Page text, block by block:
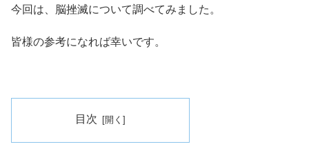
今回は、脳挫滅について調べてみました。
皆様の参考になれば幸いです。
目次